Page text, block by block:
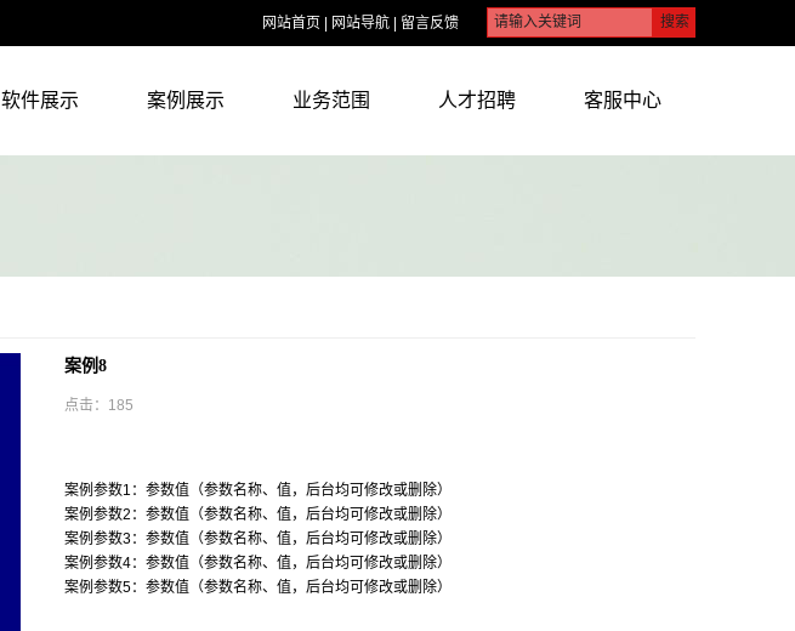
网站首页 网站导航 留言反馈
软件展示 案例展示 业务范围 人才招聘 客服中心
案例8
点击： 185
案例参数1：参数值（参数名称、值，后台均可修改或删除）
案例参数2：参数值（参数名称、值，后台均可修改或删除）
案例参数3：参数值（参数名称、值，后台均可修改或删除）
案例参数4：参数值（参数名称、值，后台均可修改或删除）
案例参数5：参数值（参数名称、值，后台均可修改或删除）